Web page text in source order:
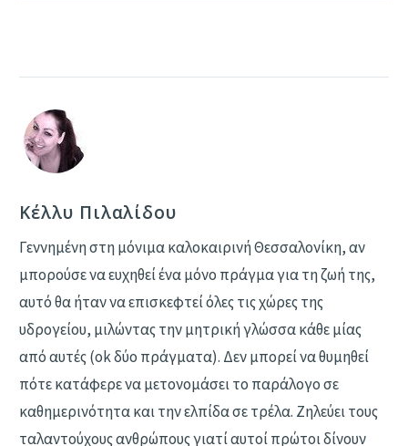
Κέλλυ Πιλαλίδου
Γεννημένη στη μόνιμα καλοκαιρινή Θεσσαλονίκη, αν
μπορούσε να ευχηθεί ένα μόνο πράγμα για τη ζωή της,
αυτό θα ήταν να επισκεφτεί όλες τις χώρες της
υδρογείου, μιλώντας την μητρική γλώσσα κάθε μίας
από αυτές (ok δύο πράγματα). Δεν μπορεί να θυμηθεί
πότε κατάφερε να μετονομάσει το παράλογο σε
καθημερινότητα και την ελπίδα σε τρέλα. Ζηλεύει τους
ταλαντούχους ανθρώπους γιατί αυτοί πρώτοι δίνουν